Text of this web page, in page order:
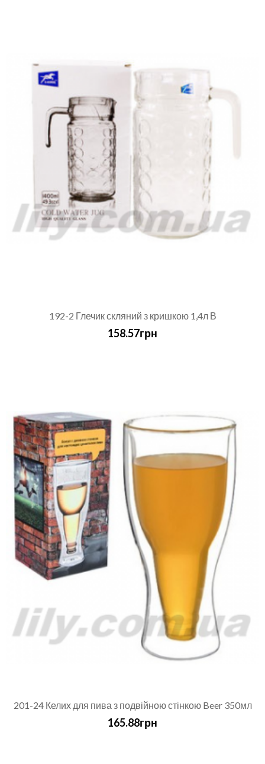
192-2 Глечик скляний з кришкою 1,4л В
158.57грн
201-24 Келих для пива з подвійною стінкою Beer 350мл
165.88грн